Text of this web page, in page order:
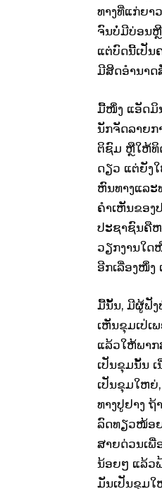
ທາງທີ່ແກ່ຍາ
ຈົນບໍ່ມີບ່ອນຫຼີ
ແຕ່ບົດນີ້ເປັນ
ມີສິດອຳນາດ
ມື້ໜຶ່ງ ແອັດມິ
ນັກຈັດລາຍກ
ຕິຊົມ ຫຼືໃຫ້ທິ
ດຽວ ແຕ່ຍັງ
ຫົນທາງແລະ
ຄຳເຫັນຂອງ
ປະຊາຊົນຄື
ວຽກງານໃດ
ອີກເລື່ອງໜຶ່ງ
ມື້ນັ້ນ, ມີຜູ້ຟັງ
ເຫັນຂຸມເປ່ເ
ແລ້ວໃຫ້ພາກ
ເປັນຂຸມນັ້ນ
ເປັນຂຸມໃຫຍ່
ທາງປູຢາງ
ລົດທຽວໜ້ອຍ
ສາຍດ່ວນເພື່
ນ້ອຍໆ ແລ້ວ
ມັນເປັນຂຸມໃ